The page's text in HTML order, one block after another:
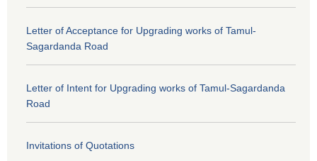
Letter of Acceptance for Upgrading works of Tamul-
Sagardanda Road
Letter of Intent for Upgrading works of Tamul-Sagardanda
Road
Invitations of Quotations